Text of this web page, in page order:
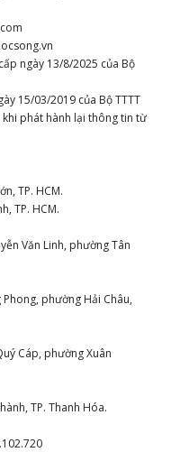
ngày 13/8/2025 của Bộ
15/03/2019 của Bộ TTTT
phát hành lại thông tin từ
TP. HCM.
TP. HCM.
Văn Linh, phường Tân
Phong, phường Hải Châu,
Cáp, phường Xuân
TP. Thanh Hóa.